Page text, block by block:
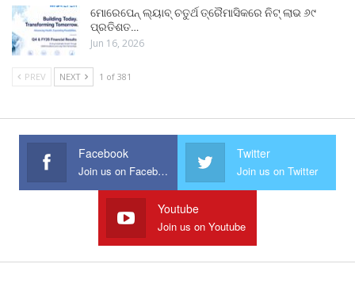
ମୋରେପେନ୍ ଲ୍ୟାବ୍ ଚତୁର୍ଥ ତ୍ରୈମାସିକରେ ନିଟ୍ ଲାଭ ୬୯
ପ୍ରତିଶତ…
Jun 16, 2026
PREV NEXT 1 of 381
Facebook
Join us on Facebook
Twitter
Join us on Twitter
Youtube
Join us on Youtube